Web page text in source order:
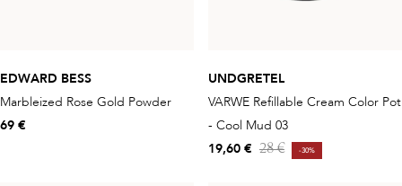
EDWARD BESS
Marbleized Rose Gold Powder
69 €
UNDGRETEL
VARWE Refillable Cream Color Pot
- Cool Mud 03
19,60 € 28 € -30%